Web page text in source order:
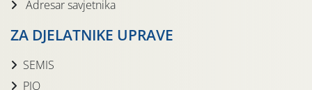
Adresar savjetnika
ZA DJELATNIKE UPRAVE
SEMIS
PIO